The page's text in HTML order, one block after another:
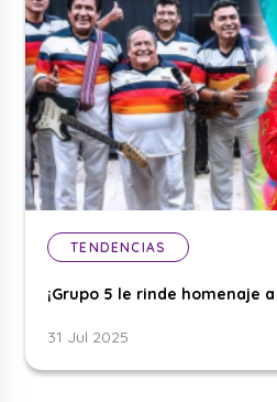
TENDENCIAS
¡Grupo 5 le rinde homenaje
31 Jul 2025